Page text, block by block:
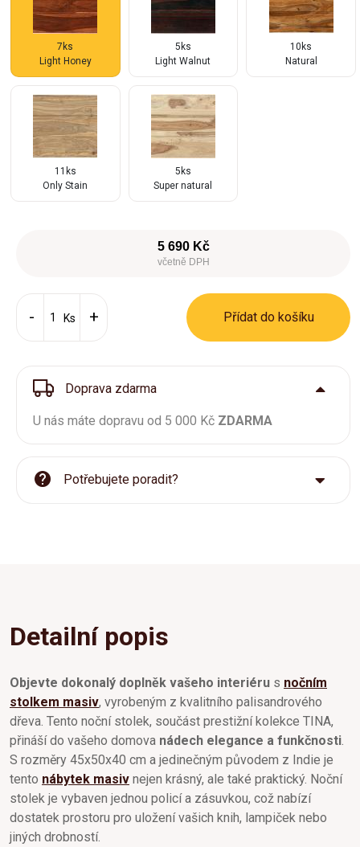
7ks
Light Honey
5ks
Light Walnut
10ks
Natural
11ks
Only Stain
5ks
Super natural
5 690 Kč
včetně DPH
Ks Přídat do košíku
Doprava zdarma
U nás máte dopravu od 5 000 Kč ZDARMA
Potřebujete poradit?
Detailní popis
Objevte dokonalý doplněk vašeho interiéru s nočním
stolkem masiv, vyrobeným z kvalitního palisandrového
dřeva. Tento noční stolek, součást prestižní kolekce TINA,
přináší do vašeho domova nádech elegance a funkčnosti
S rozměry 45x50x40 cm a jedinečným původem z Indie je
tento nábytek masiv nejen krásný, ale také praktický. Noční
stolek je vybaven jednou policí a zásuvkou, což nabízí
dostatek prostoru pro uložení vašich knih, lampiček nebo
jiných drobností.